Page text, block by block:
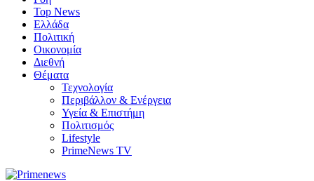
Top News
Ελλάδα
Πολιτική
Οικονομία
Διεθνή
Θέματα
Τεχνολογία
Περιβάλλον & Ενέργεια
Υγεία & Επιστήμη
Πολιτισμός
Lifestyle
PrimeNews TV